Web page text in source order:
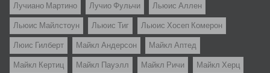
Лучиано Мартино Лучио Фульчи Льюис Аллен
Льюис Майлстоун Льюис Тиг Льюис Хосеп Комерон
Люис Гилберт Майкл Андерсон Майкл Аптед
Майкл Кертиц Майкл Пауэлл Майкл Ричи Майкл Херц